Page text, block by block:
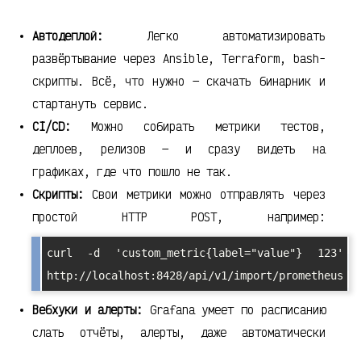
Автодеплой:
Легко автоматизировать
развёртывание через Ansible, Terraform, bash-
скрипты. Всё, что нужно — скачать бинарник и
стартануть сервис.
CI/CD:
Можно собирать метрики тестов,
деплоев, релизов — и сразу видеть на
графиках, где что пошло не так.
Скрипты:
Свои метрики можно отправлять через
простой HTTP POST, например:
curl -d 'custom_metric{label="value"} 123'
http://localhost:8428/api/v1/import/prometheus
Вебхуки и алерты: Grafana умеет по расписанию
слать отчёты, алерты, даже автоматически